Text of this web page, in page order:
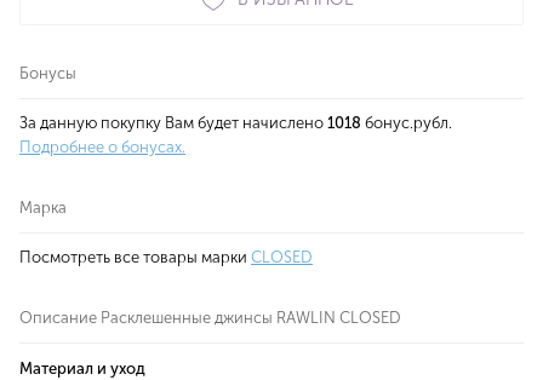
Бонусы
За данную покупку Вам будет начислено 1018 бонус.рубл.
Подробнее о бонусах.
Марка
Посмотреть все товары марки CLOSED
Описание Расклешенные джинсы RAWLIN CLOSED
Материал и уход